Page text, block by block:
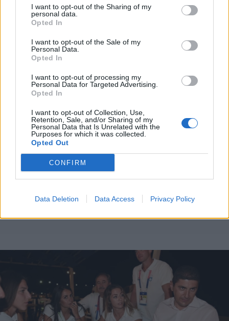
I want to opt-out of the Sharing of my
personal data.
Opted In
I want to opt-out of the Sale of my
Personal Data.
Opted In
I want to opt-out of processing my
Personal Data for Targeted Advertising.
Opted In
I want to opt-out of Collection, Use,
Retention, Sale, and/or Sharing of my
Personal Data that Is Unrelated with the
Purposes for which it was collected.
Opted Out
CONFIRM
Data Deletion Data Access Privacy Policy